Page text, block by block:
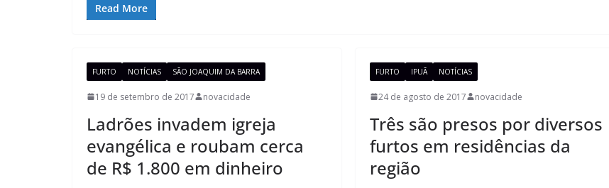
Read More
FURTO NOTÍCIAS SÃO JOAQUIM DA BARRA
19 de setembro de 2017 novacidade
Ladrões invadem igreja
evangélica e roubam cerca
de R$ 1.800 em dinheiro
FURTO IPUÃ NOTÍCIAS
24 de agosto de 2017 novacidade
Três são presos por diversos
furtos em residências da
região